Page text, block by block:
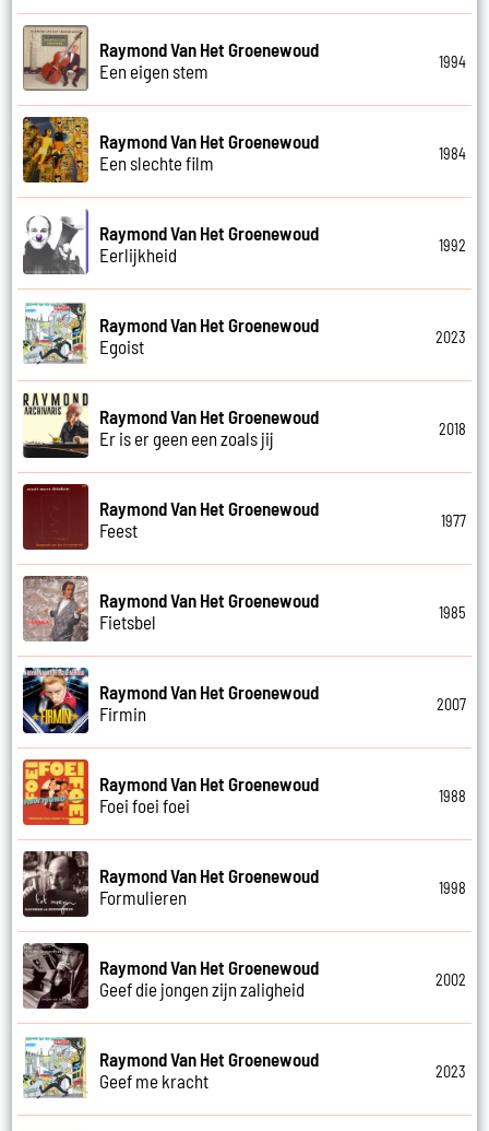
Raymond Van Het Groenewoud
Een eigen stem
1994
Raymond Van Het Groenewoud
Een slechte film
1984
Raymond Van Het Groenewoud
Eerlijkheid
1992
Raymond Van Het Groenewoud
Egoist
2023
Raymond Van Het Groenewoud
Er is er geen een zoals jij
2018
Raymond Van Het Groenewoud
Feest
1977
Raymond Van Het Groenewoud
Fietsbel
1985
Raymond Van Het Groenewoud
Firmin
2007
Raymond Van Het Groenewoud
Foei foei foei
1988
Raymond Van Het Groenewoud
Formulieren
1998
Raymond Van Het Groenewoud
Geef die jongen zijn zaligheid
2002
Raymond Van Het Groenewoud
Geef me kracht
2023